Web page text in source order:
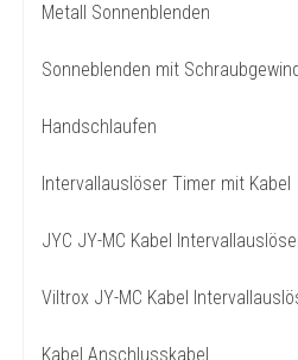
Metall Sonnenblenden
Sonneblenden mit
Handschlaufen
Intervallauslöser Timer mit Kabel
JYC JY-MC Kabel
Viltrox JY-MC Kabel
Kabel Anschlusskabel